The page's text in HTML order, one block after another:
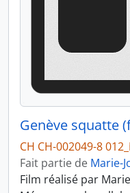
Genève squatte
CH CH-002049-8
Fait partie de Marie-
Film réalisé par